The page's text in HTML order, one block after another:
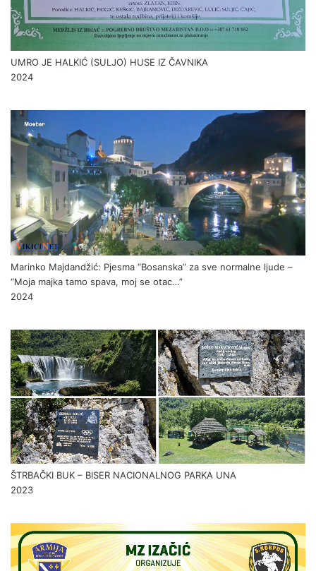
UMRO JE HALKIĆ (SULJO) HUSE IZ ČAVNIKA
2024
Marinko Majdandžić: Pjesma “Bosanska” za sve normalne ljude –
“Moja majka tamo spava, moj se otac…”
2024
ŠTRBAČKI BUK – BISER NACIONALNOG PARKA UNA
2023